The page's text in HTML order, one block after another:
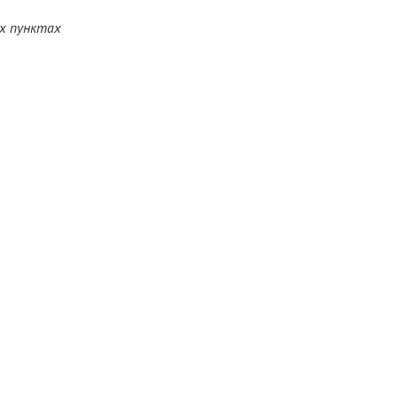
пунктах